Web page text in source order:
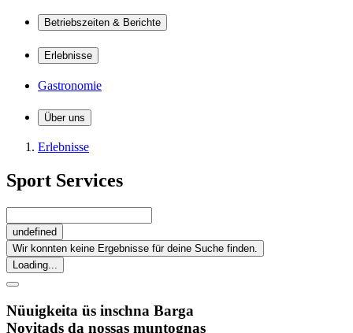
Betriebszeiten & Berichte
Erlebnisse
Gastronomie
Über uns
Erlebnisse
Sport Services
undefined
Wir konnten keine Ergebnisse für deine Suche finden.
Loading...
Nüuigkeita üs inschna Barga
Novitads da nossas muntognas